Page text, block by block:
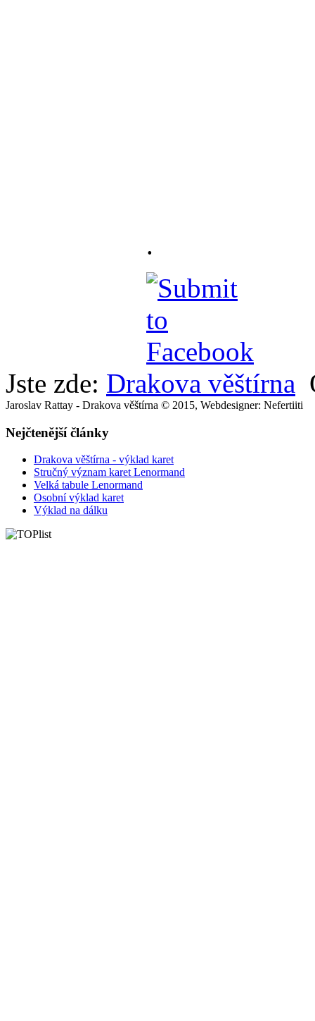
.
Jste zde: Drakova věštírna
Jaroslav Rattay - Drakova věštírna © 2015, Webdesigner: Nefertiiti
Nejčtenější články
Drakova věštírna - výklad karet
Stručný význam karet Lenormand
Velká tabule Lenormand
Osobní výklad karet
Výklad na dálku